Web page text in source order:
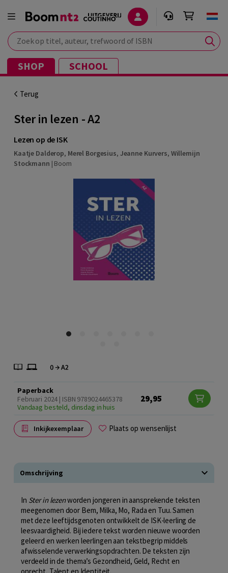
Zoek op titel, auteur, trefwoord of ISBN
SHOP SCHOOL
Terug
Ster in lezen - A2
Lezen op de ISK
Kaatje Dalderop, Merel Borgesius, Jeanne Kurvers, Willemijn
Stockmann | Boom
Paperback
Februari 2024 | ISBN 9789024465378
Vandaag besteld, dinsdag in huis
29,95
Inkijkexemplaar Plaats op wensenlijst
Omschrijving
In Ster in lezenworden jongeren in aansprekende teksten
meegenomen door Bem, Milka, Mo, Rada en Tuu. Samen
met deze leeftijdsgenoten ontwikkelt de ISK-leerling de
leesvaardigheid. Bij iedere tekst worden nieuwe woorden
geleerd en werken leerlingen aan tekstbegrip middels
afwisselende verwerkingsopdrachten. De teksten zijn
verdeeld in de thema’s Gezondheid, Geld, Recht en